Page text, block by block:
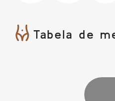
Tabela de